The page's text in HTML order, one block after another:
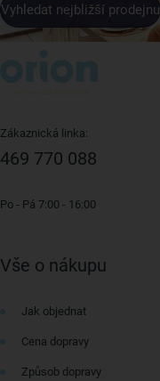
Vyhledat nejbližší prodejnu
Zákaznická linka:
469 770 088
Po - Pá 7:00 - 16:00
Vše o nákupu
Jak objednat
Cena dopravy
Způsob dopravy